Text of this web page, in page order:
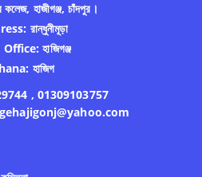
কলেজ, হাজীগঞ্জ, চাঁদপুর।
রান্ধুনীমূড়া
Office: হাজিগঞ্জ
হাজিগ
, 01309103757